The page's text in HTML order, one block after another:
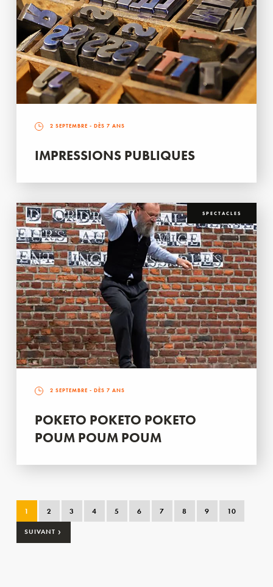
2 SEPTEMBRE - DÈS 7 ANS
IMPRESSIONS PUBLIQUES
SPECTACLES
2 SEPTEMBRE - DÈS 7 ANS
POKETO POKETO POKETO
POUM POUM POUM
1 2 3 4 5 6 7 8 9 10
SUIVANT ›